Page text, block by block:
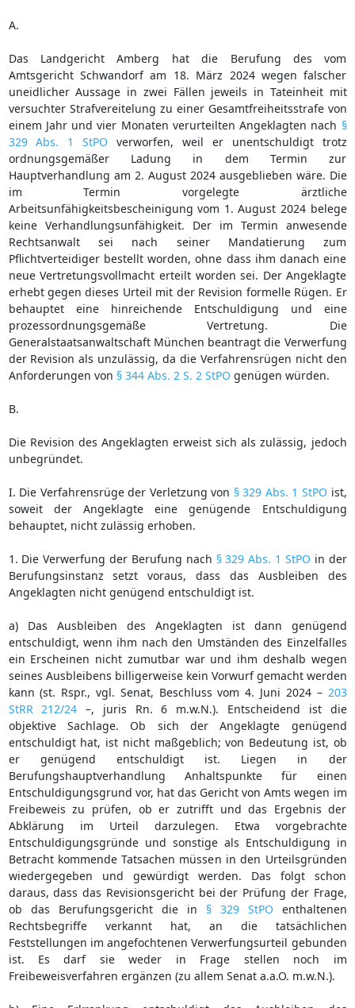
A.
Das Landgericht Amberg hat die Berufung des vom
Amtsgericht Schwandorf am 18. März 2024 wegen falscher
uneidlicher Aussage in zwei Fällen jeweils in Tateinheit mit
versuchter Strafvereitelung zu einer Gesamtfreiheitsstrafe von
einem Jahr und vier Monaten verurteilten Angeklagten nach §
329 Abs. 1 StPO verworfen, weil er unentschuldigt trotz
ordnungsgemäßer Ladung in dem Termin zur
Hauptverhandlung am 2. August 2024 ausgeblieben wäre. Die
im Termin vorgelegte ärztliche
Arbeitsunfähigkeitsbescheinigung vom 1. August 2024 belege
keine Verhandlungsunfähigkeit. Der im Termin anwesende
Rechtsanwalt sei nach seiner Mandatierung zum
Pflichtverteidiger bestellt worden, ohne dass ihm danach eine
neue Vertretungsvollmacht erteilt worden sei. Der Angeklagte
erhebt gegen dieses Urteil mit der Revision formelle Rügen. Er
behauptet eine hinreichende Entschuldigung und eine
prozessordnungsgemäße Vertretung. Die
Generalstaatsanwaltschaft München beantragt die Verwerfung
der Revision als unzulässig, da die Verfahrensrügen nicht den
Anforderungen von § 344 Abs. 2 S. 2 StPO genügen würden.
B.
Die Revision des Angeklagten erweist sich als zulässig, jedoch
unbegründet.
I. Die Verfahrensrüge der Verletzung von § 329 Abs. 1 StPO ist,
soweit der Angeklagte eine genügende Entschuldigung
behauptet, nicht zulässig erhoben.
1. Die Verwerfung der Berufung nach § 329 Abs. 1 StPO in der
Berufungsinstanz setzt voraus, dass das Ausbleiben des
Angeklagten nicht genügend entschuldigt ist.
a) Das Ausbleiben des Angeklagten ist dann genügend
entschuldigt, wenn ihm nach den Umständen des Einzelfalles
ein Erscheinen nicht zumutbar war und ihm deshalb wegen
seines Ausbleibens billigerweise kein Vorwurf gemacht werden
kann (st. Rspr., vgl. Senat, Beschluss vom 4. Juni 2024 – 203
StRR 212/24 –, juris Rn. 6 m.w.N.). Entscheidend ist die
objektive Sachlage. Ob sich der Angeklagte genügend
entschuldigt hat, ist nicht maßgeblich; von Bedeutung ist, ob
er genügend entschuldigt ist. Liegen in der
Berufungshauptverhandlung Anhaltspunkte für einen
Entschuldigungsgrund vor, hat das Gericht von Amts wegen im
Freibeweis zu prüfen, ob er zutrifft und das Ergebnis der
Abklärung im Urteil darzulegen. Etwa vorgebrachte
Entschuldigungsgründe und sonstige als Entschuldigung in
Betracht kommende Tatsachen müssen in den Urteilsgründen
wiedergegeben und gewürdigt werden. Das folgt schon
daraus, dass das Revisionsgericht bei der Prüfung der Frage,
ob das Berufungsgericht die in § 329 StPO enthaltenen
Rechtsbegriffe verkannt hat, an die tatsächlichen
Feststellungen im angefochtenen Verwerfungsurteil gebunden
ist. Es darf sie weder in Frage stellen noch im
Freibeweisverfahren ergänzen (zu allem Senat a.a.O. m.w.N.).